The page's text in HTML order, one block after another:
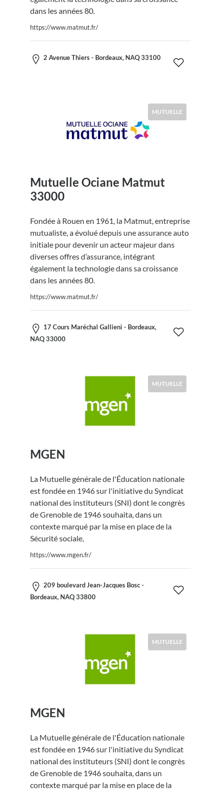
dans les années 80.
https://www.matmut.fr/
2 Avenue Thiers - Bordeaux, NAQ 33100
MUTUELLE
Mutuelle Ociane Matmut
33000
Fondée à Rouen en 1961, la Matmut, entreprise
mutualiste, a évolué depuis une assurance auto
initiale pour devenir un acteur majeur dans
diverses offres d’assurance, intégrant
également la technologie dans sa croissance
dans les années 80.
https://www.matmut.fr/
17 Cours Maréchal Gallieni - Bordeaux,
NAQ 33000
MUTUELLE
MGEN
La Mutuelle générale de l'Éducation nationale
est fondée en 1946 sur l'initiative du Syndicat
national des instituteurs (SNI) dont le congrès
de Grenoble de 1946 souhaita, dans un
contexte marqué par la mise en place de la
Sécurité sociale,
https://www.mgen.fr/
209 boulevard Jean-Jacques Bosc -
Bordeaux, NAQ 33800
MUTUELLE
MGEN
La Mutuelle générale de l'Éducation nationale
est fondée en 1946 sur l'initiative du Syndicat
national des instituteurs (SNI) dont le congrès
de Grenoble de 1946 souhaita, dans un
contexte marqué par la mise en place de la